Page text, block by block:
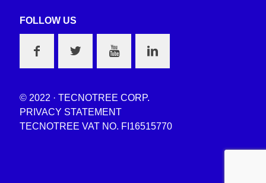
FOLLOW US
© 2022 · TECNOTREE CORP.
PRIVACY STATEMENT
TECNOTREE VAT NO. FI16515770